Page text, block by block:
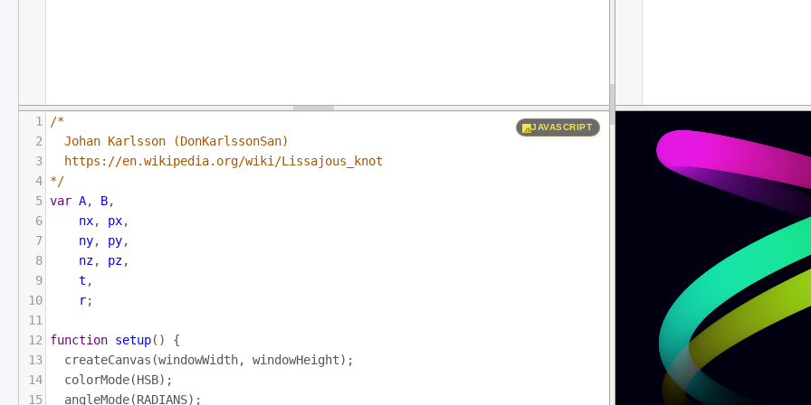
JAVASCRIPT
1
/*
2
  Johan Karlsson (DonKarlssonSan)
3
  https://en.wikipedia.org/wiki/Lissajous_knot
4 */
5 var A, B,
6
nx, px,
7
ny, py,
8
nz, pz,
9
t ,
10
r;
11
12
function setup() {
13
createCanvas (windowWidth, windowHeight);
14
colorMode(HSB);
15
angleMode(RADIANS);